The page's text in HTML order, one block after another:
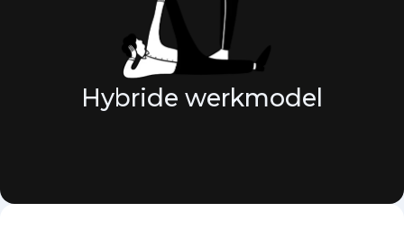
Hybride werkmodel